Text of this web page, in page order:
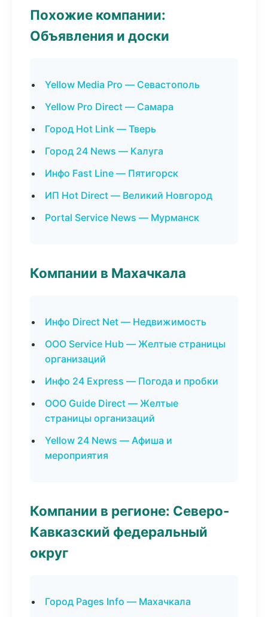
Похожие компании:
Объявления и доски
Yellow Media Pro — Севастополь
Yellow Pro Direct — Самара
Город Hot Link — Тверь
Город 24 News — Калуга
Инфо Fast Line — Пятигорск
ИП Hot Direct — Великий Новгород
Portal Service News — Мурманск
Компании в Махачкала
Инфо Direct Net — Недвижимость
ООО Service Hub — Желтые страницы
организаций
Инфо 24 Express — Погода и пробки
ООО Guide Direct — Желтые
страницы организаций
Yellow 24 News — Афиша и
мероприятия
Компании в регионе: Северо-
Кавказский федеральный
округ
Город Pages Info — Махачкала